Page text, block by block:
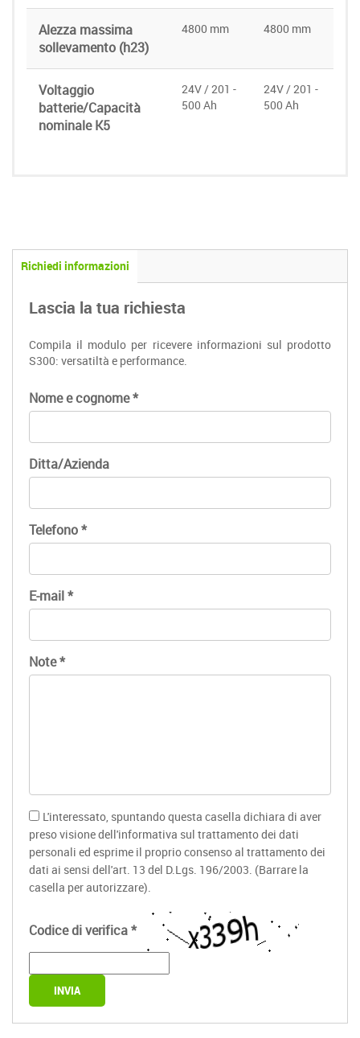
Alezza massima
sollevamento (h23)
4800 mm 4800 mm
Voltaggio
batterie/Capacità
nominale K5
24V / 201 -
500 Ah
24V / 201 -
500 Ah
Richiedi informazioni
Lascia la tua richiesta
Compila il modulo per ricevere informazioni sul prodotto
S300: versatiltà e performance.
Nome e cognome*
Ditta/Azienda
Telefono*
E-mail*
Note*
L'interessato, spuntando questa casella dichiara di aver
preso visione dell'informativa sul trattamento dei dati
personali ed esprime il proprio consenso al trattamento dei
dati ai sensi dell'art. 13 del D.Lgs. 196/2003. (Barrare la
casella per autorizzare).
Codice di verifica*